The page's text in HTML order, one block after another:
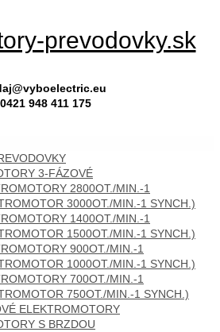
prevodovky.sk
948 411 175
3-FÁZOVÉ
2800OT./MIN.-1
3000OT./MIN.-1 SYNCH.)
1400OT./MIN.-1
1500OT./MIN.-1 SYNCH.)
900OT./MIN.-1
1000OT./MIN.-1 SYNCH.)
700OT./MIN.-1
750OT./MIN.-1 SYNCH.)
ELEKTROMOTORY
S BRZDOU